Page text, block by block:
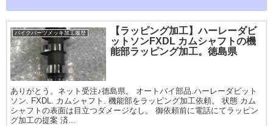
バイクパーツメッキ加工履歴
【ラッピング加工】ハーレーダビ
ットソンFXDL カムシャフトの機
能部ラッピング加工。徳島県
ありがとう。ネット受注♪徳島県。 オートバイ部品.ハーレーダビット
ソン. FXDL. カムシャフト. 機能部をラッピング加工依頼。 状態 カム
シャフトの表面は目立つダメージなし。 御依頼前に電話にてラッピン
グ加工の提案 済...